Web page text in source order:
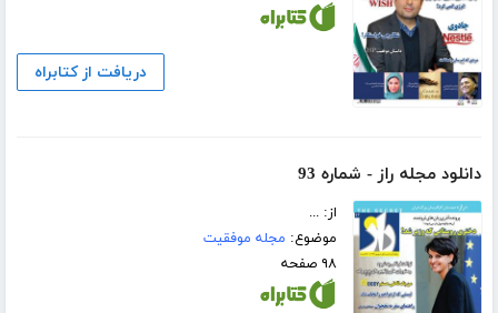
دریافت از کتابراه
دانلود مجله راز - شماره 93
از: ...
موضوع: مجله موفقیت
۹۸ صفحه